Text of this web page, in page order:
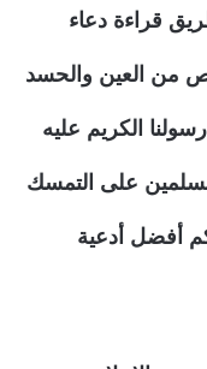
قراءة دعاء
من العين والحسد
الكريم عليه
على التمسك
أفضل أدعية